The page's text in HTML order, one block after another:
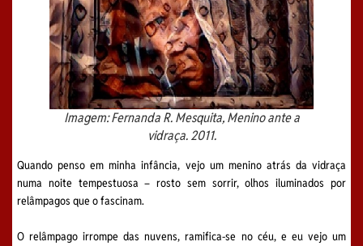
Imagem: Fernanda R. Mesquita,Menino ante a
vidraça. 2011.
Quando penso em minha infância, vejo um menino atrás da vidraça
numa noite tempestuosa – rosto sem sorrir, olhos iluminados por
relâmpagos que o fascinam.
O relâmpago irrompe das nuvens, ramifica-se no céu, e eu vejo um